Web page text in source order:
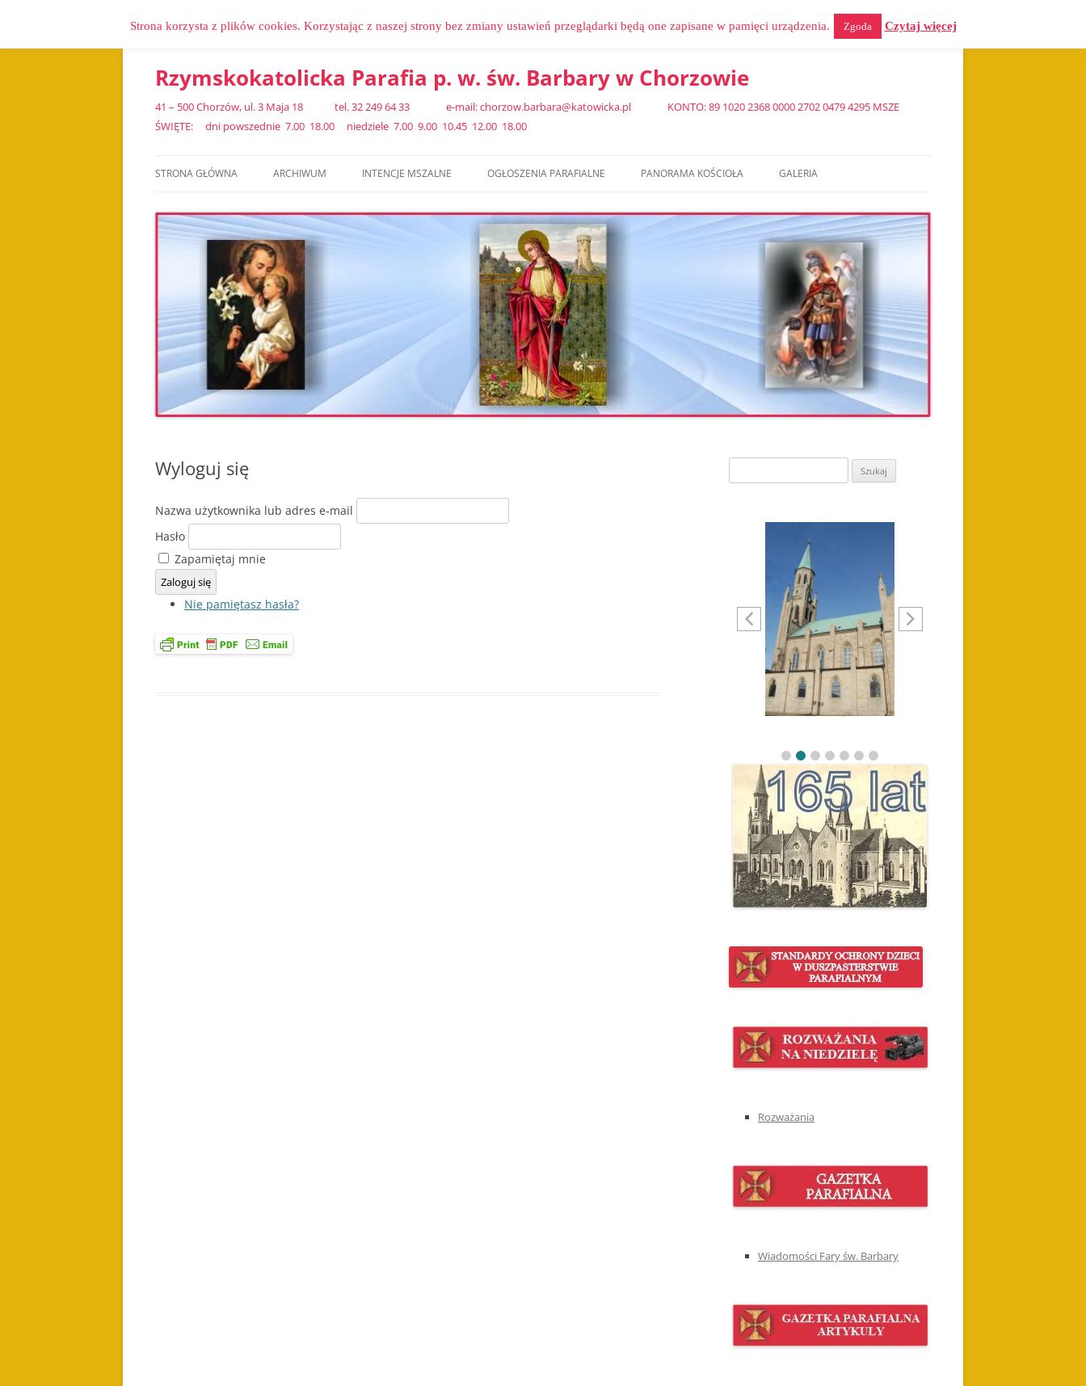
Rzymskokatolicka Parafia p. w. św. Barbary w Chorzowie
41 – 500 Chorzów, ul. 3 Maja 18 tel. 32 249 64 33 e-mail: chorzow.barbara@katowicka.pl KONTO: 89 1020 2368 0000 2702 0479 4295 MSZE
ŚWIĘTE: dni powszednie 7.00 18.00 niedziele 7.00 9.00 10.45 12.00 18.00
STRONA GŁÓWNA ARCHIWUM INTENCJE MSZALNE OGŁOSZENIA PARAFIALNE PANORAMA KOŚCIOŁA GALERIA
Wyloguj się
Nazwa użytkownika lub adres e-mail
Hasło
Zapamiętaj mnie
Zaloguj się
Nie pamiętasz hasła?
Rozważania
Wiadomości Fary św. Barbary
Strona korzysta z plików cookies. Korzystając z naszej strony bez zmiany ustawień przeglądarki będą one zapisane w pamięci urządzenia. Zgoda Czytaj więcej